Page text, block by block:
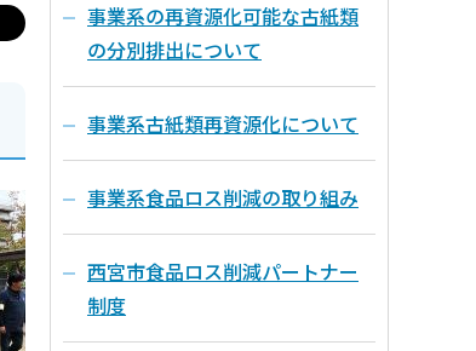
事業系の再資源化可能な古紙類
の分別排出について
事業系古紙類再資源化について
事業系食品ロス削減の取り組み
西宮市食品ロス削減パートナー
制度